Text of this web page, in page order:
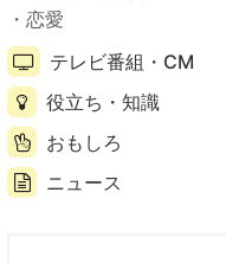
恋愛
テレビ番組・CM
役立ち・知識
おもしろ
ニュース